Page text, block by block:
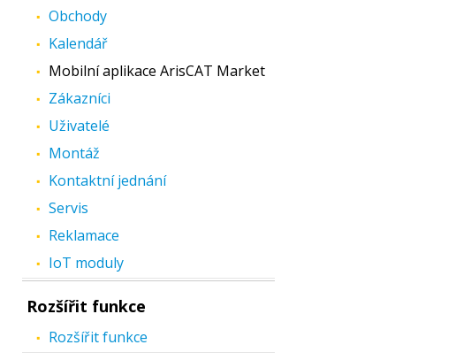
Obchody
Kalendář
Mobilní aplikace ArisCAT Market
Zákazníci
Uživatelé
Montáž
Kontaktní jednání
Servis
Reklamace
IoT moduly
Rozšířit funkce
Rozšířit funkce